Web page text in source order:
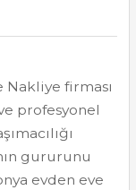
Nakliye firması
profesyonel
gururunu
evden eve